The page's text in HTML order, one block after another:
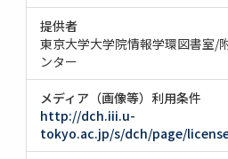
提供者
東京大学大学院情報学環図書室/
ンター
メディア（画像等）利用条件
http://dch.iii.u-
tokyo.ac.jp/s/dch/page/